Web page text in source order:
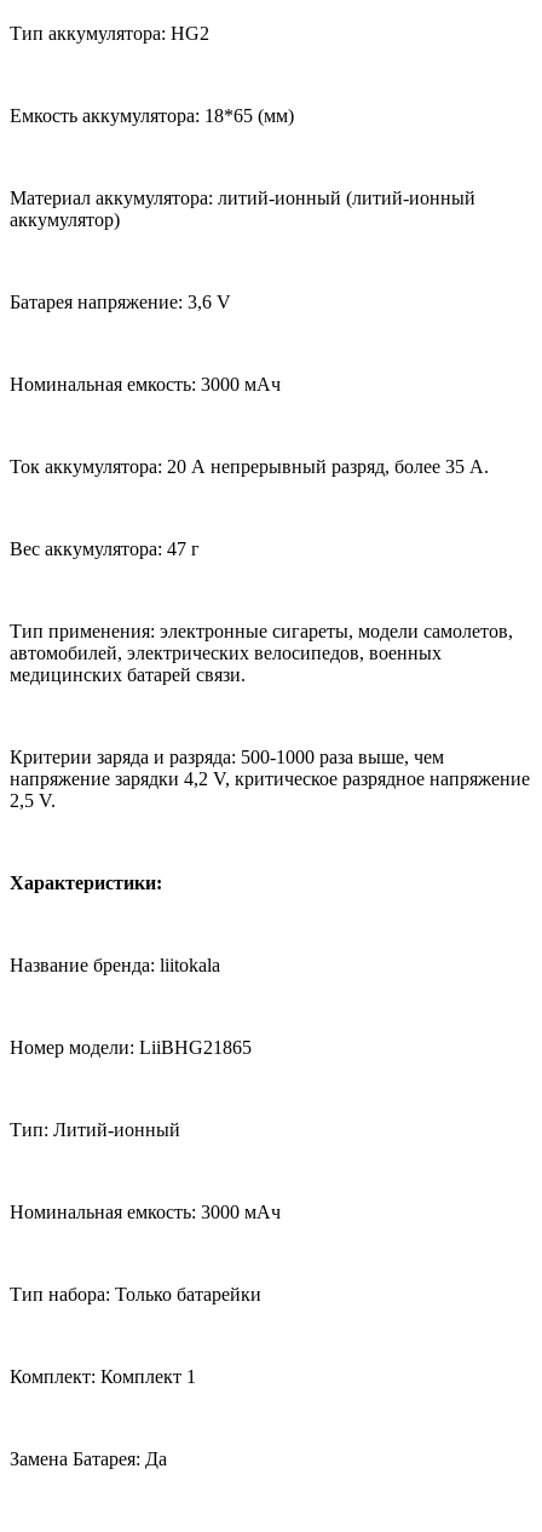
Тип аккумулятора: HG2
Емкость аккумулятора: 18*65 (мм)
Материал аккумулятора: литий-ионный (литий-ионный
аккумулятор)
Батарея напряжение: 3,6 V
Номинальная емкость: 3000 мАч
Ток аккумулятора: 20 А непрерывный разряд, более 35 А.
Вес аккумулятора: 47 г
Тип применения: электронные сигареты, модели самолетов,
автомобилей, электрических велосипедов, военных
медицинских батарей связи.
Критерии заряда и разряда: 500-1000 раза выше, чем
напряжение зарядки 4,2 V, критическое разрядное напряжение
2,5 V.
Характеристики:
Название бренда: liitokala
Номер модели: LiiBHG21865
Тип: Литий-ионный
Номинальная емкость: 3000 мАч
Тип набора: Только батарейки
Комплект: Комплект 1
Замена Батарея: Да